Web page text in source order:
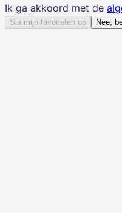
Ik ga akkoord met de
Sla mijn favorieten op Nee,